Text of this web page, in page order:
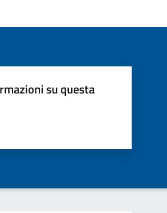
su questa